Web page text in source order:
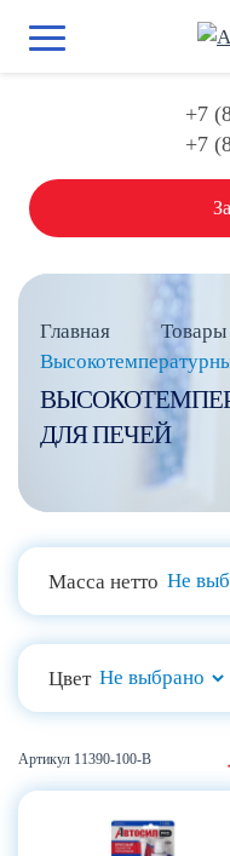
+7
+7
Главная Товары
ДЛЯ ПЕЧЕЙ
Масса нетто
Цвет
11390-100-В